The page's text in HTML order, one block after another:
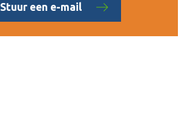
Stuur een e-mail